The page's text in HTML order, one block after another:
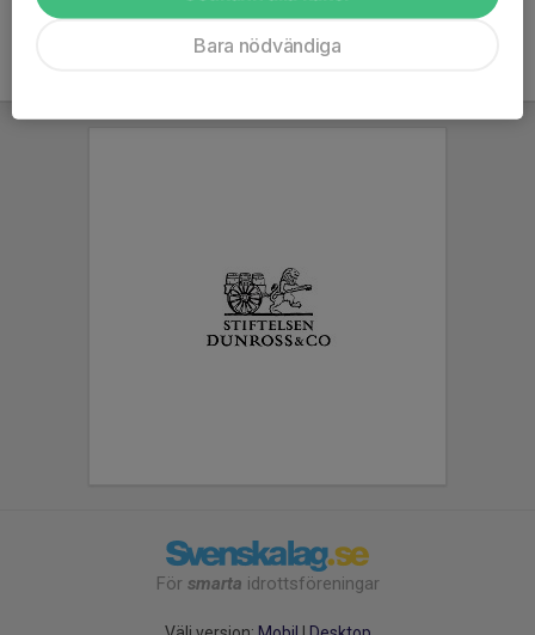
För smarta idrottsföreningar
Bara nödvändiga